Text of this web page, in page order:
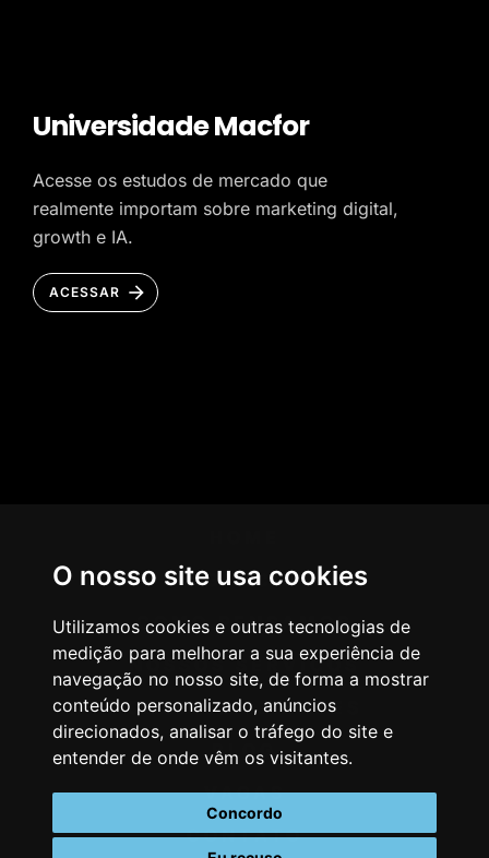
O nosso site usa cookies
Utilizamos cookies e outras tecnologias de
medição para melhorar a sua experiência de
navegação no nosso site, de forma a mostrar
conteúdo personalizado, anúncios
direcionados, analisar o tráfego do site e
entender de onde vêm os visitantes.
Concordo
Universidade Macfor
Acesse os estudos de mercado que
realmente importam sobre marketing digital,
growth e IA.
ACESSAR
AGÊNCIA
COMO PENSAMOS
NOSSOS SERVIÇOS
CASES & CLIENTES
BLOG
VAGAS
CONTATO